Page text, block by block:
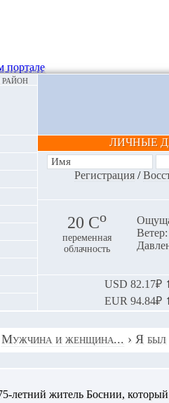
ЛИЧНЫЕ
Регистрация/
20 Сo
переменная
облачность
USD 82.17₽
EUR 94.84₽
Мужчина и женщина... › Я был
летний житель Боснии,